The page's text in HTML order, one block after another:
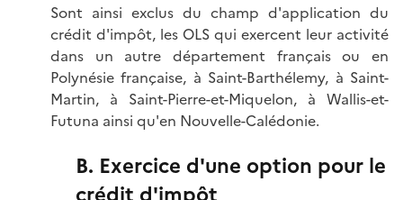
Sont ainsi exclus du champ d'application du
crédit d'impôt, les OLS qui exercent leur activité
dans un autre département français ou en
Polynésie française, à Saint-Barthélemy, à Saint-
Martin, à Saint-Pierre-et-Miquelon, à Wallis-et-
Futuna ainsi qu'en Nouvelle-Calédonie.
B. Exercice d'une option pour le